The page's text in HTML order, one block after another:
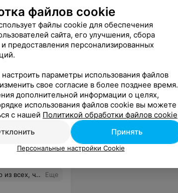
Спасибо! Еще
вернусь!! Еще
файлов cookie
файлы cookie для обеспечения
сайта, его улучшения, сбора
и предоставления персонализированных
параметры использования файлов
свое согласие в более позднее время.
дополнительной информации о целях,
использования файлов cookie вы можете
с нашей Политикой обработки файлов cookie
Принять
Персональные настройки Cookie